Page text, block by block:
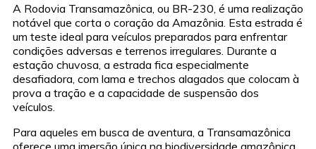
A Rodovia Transamazônica, ou BR-230, é uma realização
notável que corta o coração da Amazônia. Esta estrada é
um teste ideal para veículos preparados para enfrentar
condições adversas e terrenos irregulares. Durante a
estação chuvosa, a estrada fica especialmente
desafiadora, com lama e trechos alagados que colocam à
prova a tração e a capacidade de suspensão dos
veículos.
Para aqueles em busca de aventura, a Transamazônica
oferece uma imersão única na biodiversidade amazônica,